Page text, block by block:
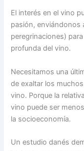
El interés en el vino
pasión, enviándonos
peregrinaciones)
profunda del vino.
Necesitamos una
de exaltar los
vino. Porque la
vino puede ser
la socioeconomía.
Un estudio danés